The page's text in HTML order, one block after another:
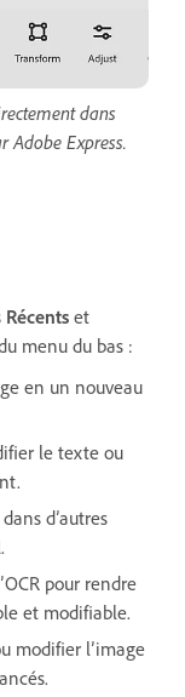
dans
Adobe Express.
Récents et
menu du bas :
en un nouveau
le texte ou
d’autres
pour rendre
et modifiable.
modifier l’image